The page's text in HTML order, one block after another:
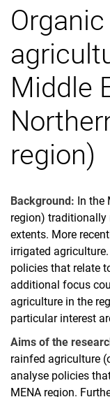
Qualifikationsarbeiten
Middle
region)
Background: In the
region) traditionally
extents. More
irrigated
policies that relate
additional focus
agriculture in the
particular interest
Aims of the
rainfed agriculture
analyse policies
MENA region.